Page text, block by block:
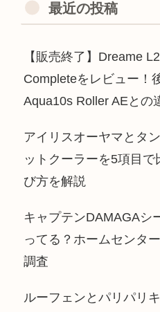
最近の投稿
【販売終了】Dreame
Completeをレビュー！
Aqua10s Roller AEとの
アイリスオーヤマとタ
ットクーラーを5項目で
び方を解説
キャプテンDAMAGAシ
ってる？ホームセンタ
調査
ルーフェンとパリパリ